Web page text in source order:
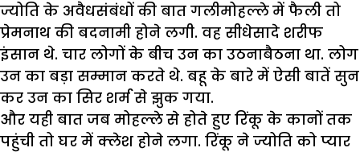
ज्योति के अवैधसंबंधों की बात गलीमोहल्ले में फैली तो
प्रेमनाथ की बदनामी होने लगी. वह सीधेसादे शरीफ
इंसान थे. चार लोगों के बीच उन का उठनाबैठना था. लोग
उन का बड़ा सम्मान करते थे. बहू के बारे में ऐसी बातें सुन
कर उन का सिर शर्म से झुक गया.
और यही बात जब मोहल्ले से होते हुए रिंकू के कानों तक
पहुंची तो घर में क्लेश होने लगा. रिंकू ने ज्योति को प्यार